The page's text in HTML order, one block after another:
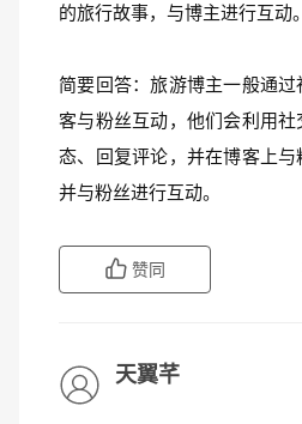
的旅行故事，与博主进行互动。
简要回答：旅游博主一般通
客与粉丝互动，他们会利用
态、回复评论，并在博客上
并与粉丝进行互动。
赞同
天翼芊